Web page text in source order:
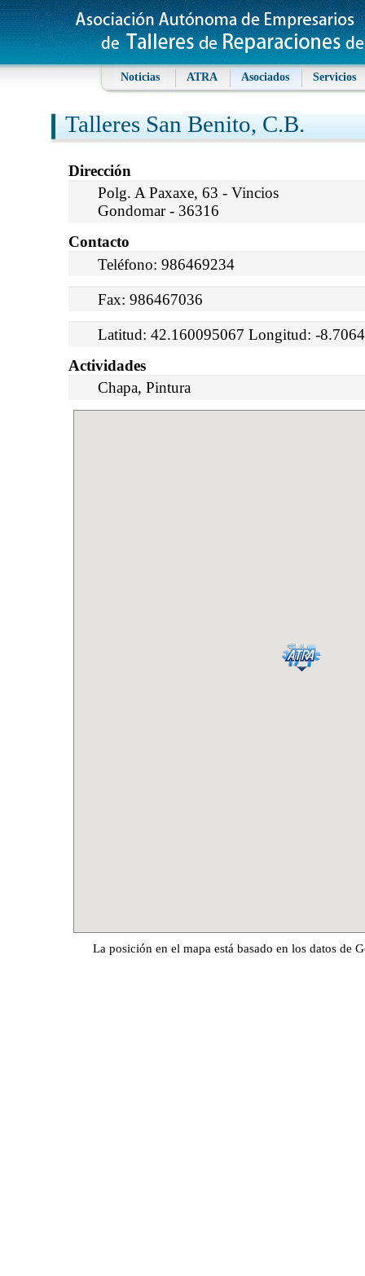
Noticias ATRA Asociados Servicios
Talleres San Benito, C.B.
Dirección
Polg. A Paxaxe, 63 - Vincios
Gondomar - 36316
Contacto
Teléfono: 986469234
Fax: 986467036
Latitud: 42.160095067 Longitud: -
Actividades
Chapa, Pintura
La posición en el mapa está basado en los datos de